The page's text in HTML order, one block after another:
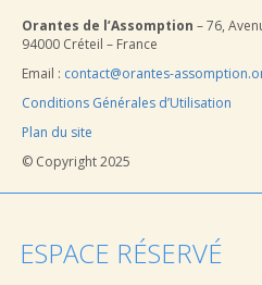
Orantes de l’Assomption – 76,
94000 Créteil – France
Email : contact@orantes-
Conditions Générales d’Utilisation
Plan du site
© Copyright 2025
ESPACE RÉSERVÉ